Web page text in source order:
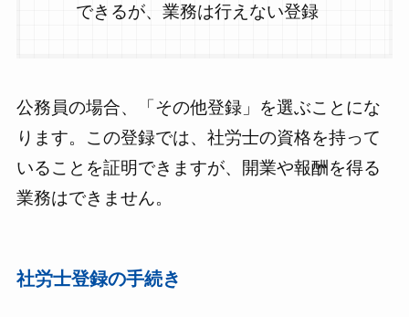
できるが、業務は行えない登録
公務員の場合、「その他登録」を選ぶことにな
ります。この登録では、社労士の資格を持って
いることを証明できますが、開業や報酬を得る
業務はできません。
社労士登録の手続き